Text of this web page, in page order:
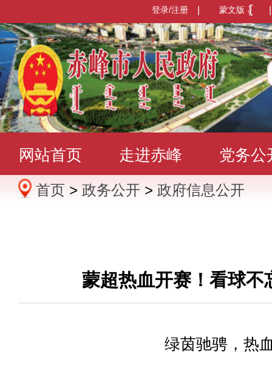
蒙文版
登录/注册
网站首页 走进赤峰 党务公
办事服务 政民互动 数据发
首页 > 政务公开 > 政府信息公开
蒙超热血开赛！看球不
绿茵驰骋，热